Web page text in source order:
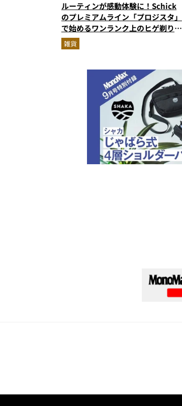
ルーティンが感動体験に！Schick
のプレミアムライン「プロジスタ」
で始めるワンランク上のヒゲ剃り習
慣
雑貨